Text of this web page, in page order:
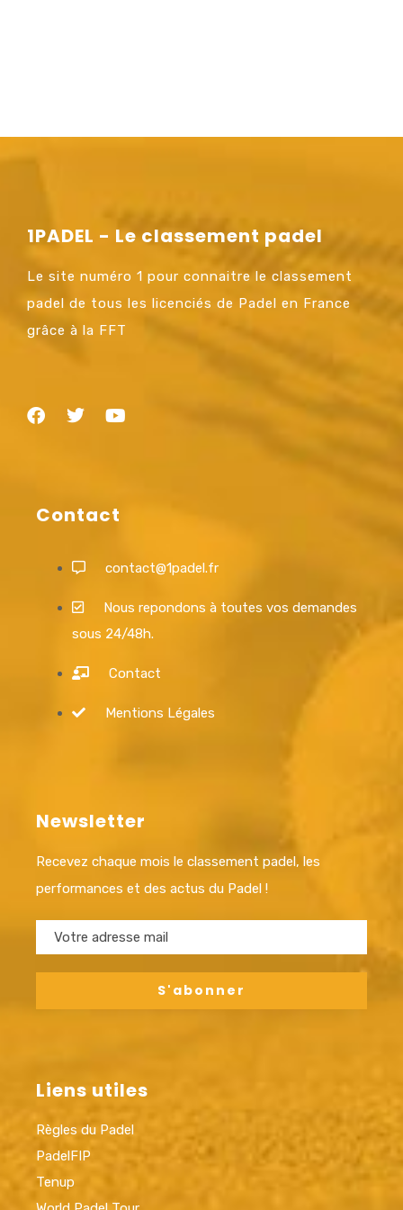
1PADEL - Le classement padel
Le site numéro 1 pour connaitre le classement
padel de tous les licenciés de Padel en France
grâce à la FFT
Contact
contact@1padel.fr
Nous repondons à toutes vos demandes
sous 24/48h.
Contact
Mentions Légales
Newsletter
Recevez chaque mois le classement padel, les
performances et des actus du Padel !
Liens utiles
Règles du Padel
PadelFIP
Tenup